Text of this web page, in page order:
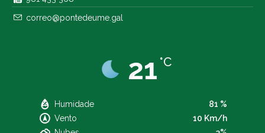
correo@pontedeume.gal
21 °C
Humidade
81 %
Vento
10 Km/h